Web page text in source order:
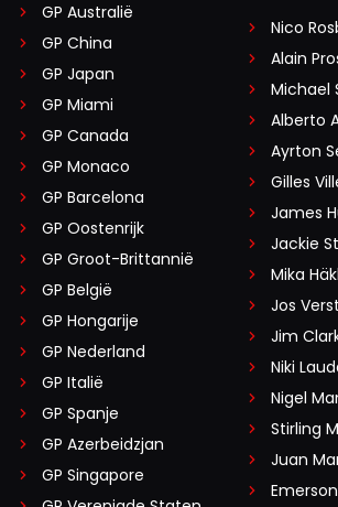
GP Australië
GP China
GP Japan
GP Miami
GP Canada
GP Monaco
GP Barcelona
GP Oostenrijk
GP Groot-Brittannië
GP België
GP Hongarije
GP Nederland
GP Italië
GP Spanje
GP Azerbeidzjan
GP Singapore
Nico
Alain
Michael
Alberto
Ayrton
Gilles
James
Jackie
Mika
Jos
Jim
Niki
Nigel
Stirling
Juan